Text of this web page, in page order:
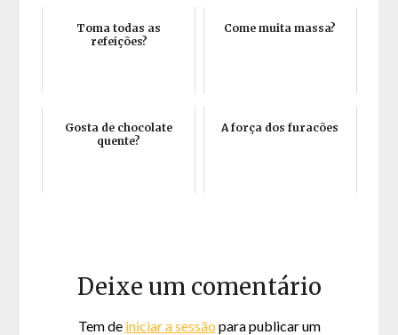
Toma todas as
refeições?
Come muita massa?
Gosta de chocolate
quente?
A força dos furacões
Deixe um comentário
Tem de iniciar a sessão para publicar um